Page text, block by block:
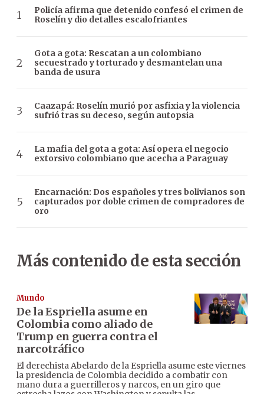
Policía afirma que detenido confesó el crimen de
Roselín y dio detalles escalofriantes
Gota a gota: Rescatan a un colombiano
secuestrado y torturado y desmantelan una
banda de usura
Caazapá: Roselín murió por asfixia y la violencia
sufrió tras su deceso, según autopsia
La mafia del gota a gota: Así opera el negocio
extorsivo colombiano que acecha a Paraguay
Encarnación: Dos españoles y tres bolivianos son
capturados por doble crimen de compradores de
oro
Más contenido de esta sección
Mundo
De la Espriella asume en
Colombia como aliado de
Trump en guerra contra el
narcotráfico
El derechista Abelardo de la Espriella asume este viernes
la presidencia de Colombia decidido a combatir con
mano dura a guerrilleros y narcos, en un giro que